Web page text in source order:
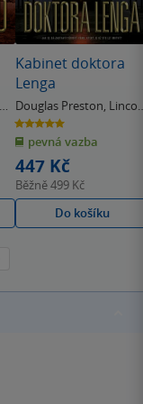
Kabinet doktora
Lenga
Douglas Preston
Child
5.0
z
5
hvězdiček
pevná vazba
447 Kč
Běžně499 Kč
Do košíku